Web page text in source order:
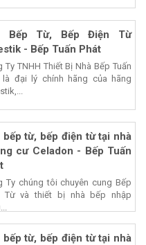
Bếp Từ, Bếp Điện Từ
- Bếp Tuấn Phát
Ty TNHH Thiết Bị Nhà Bếp Tuấn
là đại lý chính hãng của hãng
bếp từ, bếp điện từ tại nhà
cư Celadon - Bếp Tuấn
Ty chúng tôi chuyên cung Bếp
Từ và thiết bị nhà bếp nhập
bếp từ, bếp điện từ tại nhà